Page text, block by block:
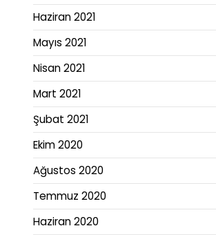
Haziran 2021
Mayıs 2021
Nisan 2021
Mart 2021
Şubat 2021
Ekim 2020
Ağustos 2020
Temmuz 2020
Haziran 2020